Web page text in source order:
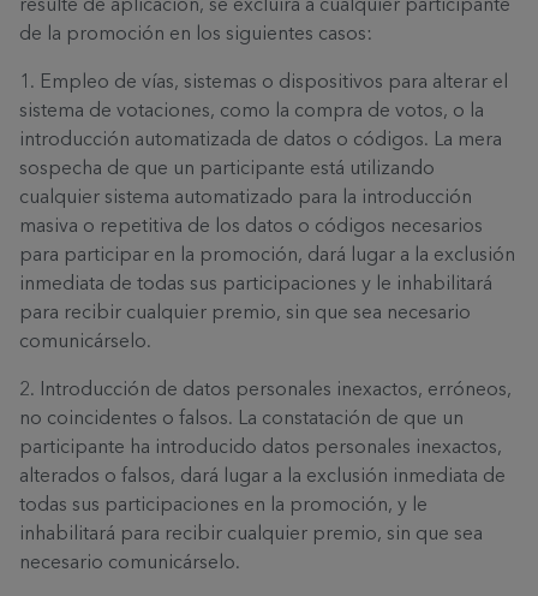
de la promoción en los siguientes casos:
1. Empleo de vías, sistemas o dispositivos para alterar el
sistema de votaciones, como la compra de votos, o la
introducción automatizada de datos o códigos. La mera
sospecha de que un participante está utilizando
cualquier sistema automatizado para la introducción
masiva o repetitiva de los datos o códigos necesarios
para participar en la promoción, dará lugar a la exclusión
inmediata de todas sus participaciones y le inhabilitará
para recibir cualquier premio, sin que sea necesario
comunicárselo.
2. Introducción de datos personales inexactos, erróneos,
no coincidentes o falsos. La constatación de que un
participante ha introducido datos personales inexactos,
alterados o falsos, dará lugar a la exclusión inmediata de
todas sus participaciones en la promoción, y le
inhabilitará para recibir cualquier premio, sin que sea
necesario comunicárselo.